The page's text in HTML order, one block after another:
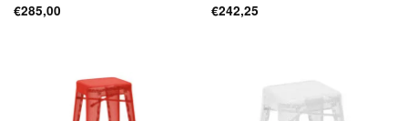
€285,00
€242,25